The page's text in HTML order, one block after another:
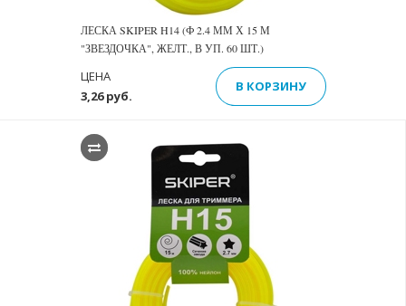
ЛЕСКА SKIPER H14 (Ф 2.4 ММ Х 15 М
"ЗВЕЗДОЧКА", ЖЕЛТ., В УП. 60 ШТ.)
3,26 руб.
ЦЕНА
В КОРЗИНУ